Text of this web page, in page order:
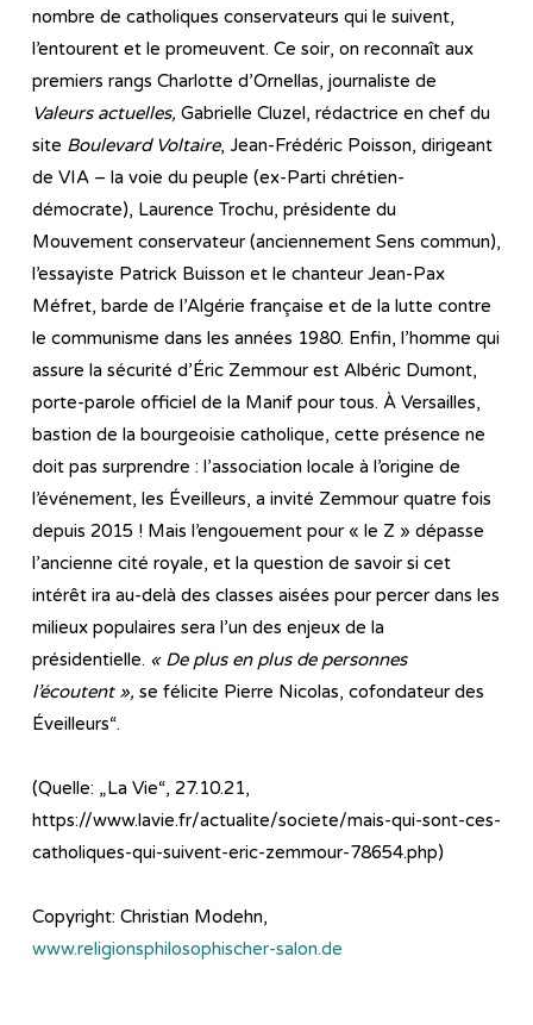
nombre de catholiques conservateurs qui le suivent,
l’entourent et le promeuvent. Ce soir, on reconnaît aux
premiers rangs Charlotte d’Ornellas, journaliste de
Valeurs actuelles, Gabrielle Cluzel, rédactrice en chef du
site Boulevard Voltaire, Jean-Frédéric ­Poisson, dirigeant
de VIA – la voie du peuple (ex-Parti chrétien-
démocrate), Laurence ­Trochu, présidente du
Mouvement conservateur (anciennement Sens commun),
l’essayiste Patrick Buisson et le chanteur Jean-Pax
Méfret, barde de l’Algérie française et de la lutte contre
le communisme dans les années 1980. Enfin, l’homme qui
assure la sécurité d’Éric Zemmour est Albéric Dumont,
porte-parole officiel de la Manif pour tous. À Versailles,
bastion de la bourgeoisie catholique, cette présence ne
doit pas surprendre : l’association locale à l’origine de
l’événement, les Éveilleurs, a invité Zemmour quatre fois
depuis 2015 ! Mais l’engouement pour « le Z » dépasse
l’ancienne cité royale, et la question de savoir si cet
intérêt ira au-delà des classes aisées pour percer dans les
milieux populaires sera l’un des enjeux de la
présidentielle. « De plus en plus de personnes
l’écoutent », se félicite Pierre Nicolas, cofondateur des
Éveilleurs“.
(Quelle: „La Vie“, 27.10.21,
https://www.lavie.fr/actualite/societe/mais-qui-sont-ces-
catholiques-qui-suivent-eric-zemmour-78654.php)
Copyright: Christian Modehn,
www.religionsphilosophischer-salon.de